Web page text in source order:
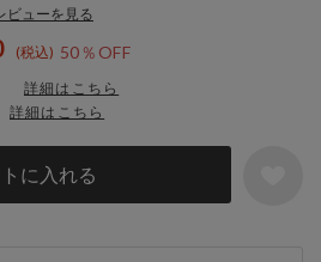
ビューを見る
50％OFF
詳細はこちら
に入れる
詳細はこちら